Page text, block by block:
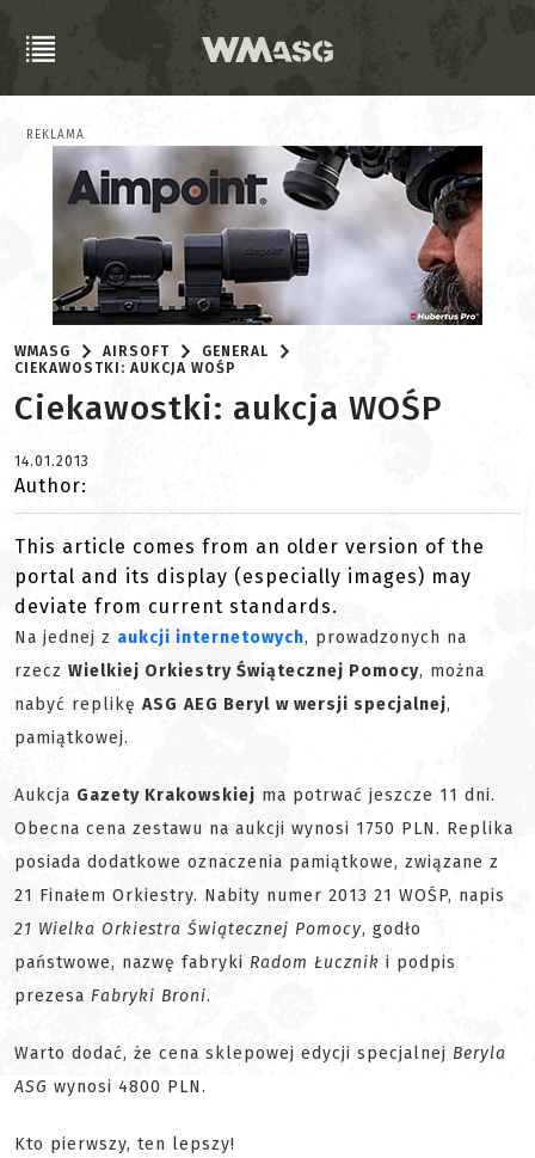
REKLAMA
WMASG AIRSOFT
GENERAL
CIEKAWOSTKI: AUKCJA WOŚP
Ciekawostki: aukcja WOŚP
14.01.2013
Author:
This article comes from an older version of the
portal and its display (especially images) may
deviate from current standards.
Na jednej z aukcji internetowych, prowadzonych na
rzecz Wielkiej Orkiestry Świątecznej Pomocy, można
nabyć replikę ASG AEG Beryl w wersji specjalnej,
pamiątkowej.
Aukcja Gazety Krakowskiej ma potrwać jeszcze 11 dni.
Obecna cena zestawu na aukcji wynosi 1750 PLN. Replika
posiada dodatkowe oznaczenia pamiątkowe, związane z
21 Finałem Orkiestry. Nabity numer 2013 21 WOŚP, napis
21 Wielka Orkiestra Świątecznej Pomocy, godło
państwowe, nazwę fabryki Radom Łucznik i podpis
prezesa Fabryki Broni.
Warto dodać, że cena sklepowej edycji specjalnej Beryla
ASG wynosi 4800 PLN.
Kto pierwszy, ten lepszy!